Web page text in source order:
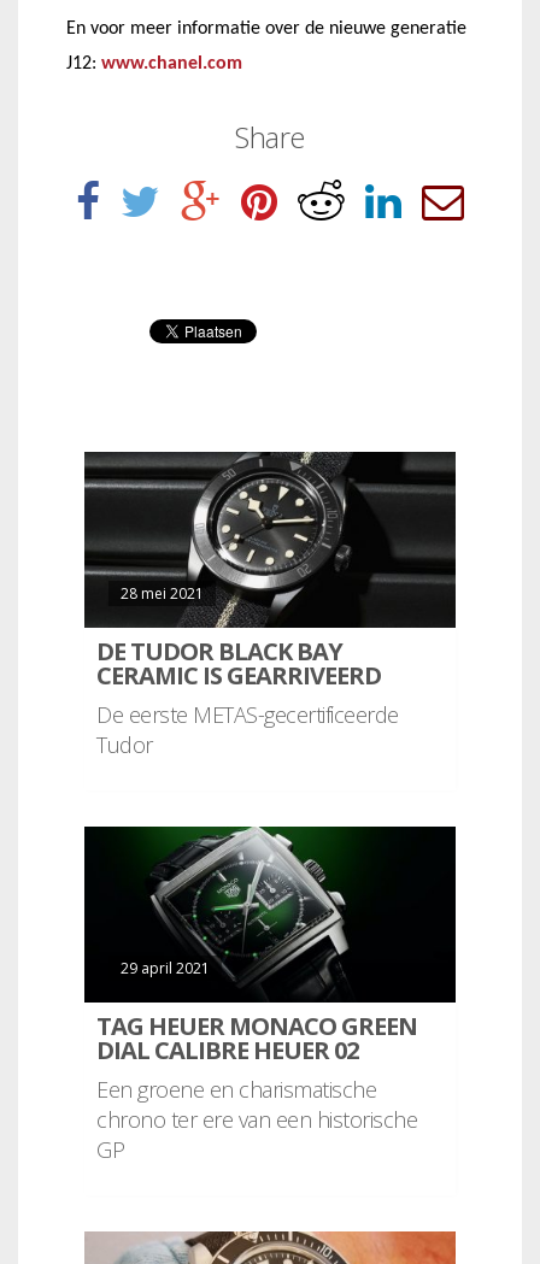
En voor meer informatie over de nieuwe generatie
J12: www.chanel.com
Share
28 mei 2021
DE TUDOR BLACK BAY
CERAMIC IS GEARRIVEERD
De eerste METAS-gecertificeerde
Tudor
29 april 2021
TAG HEUER MONACO GREEN
DIAL CALIBRE HEUER 02
Een groene en charismatische
chrono ter ere van een historische
GP